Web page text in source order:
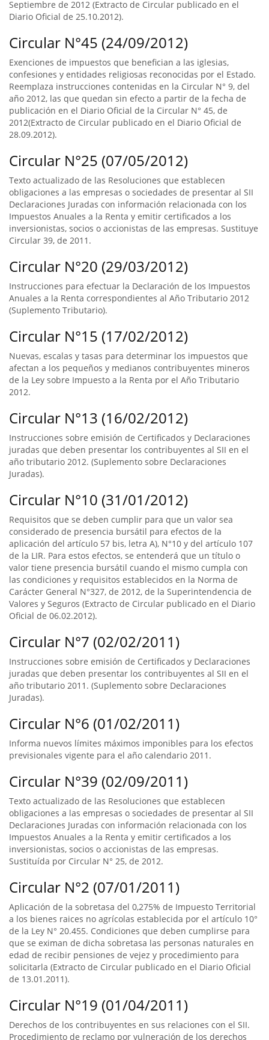
Septiembre de 2012 (Extracto de Circular publicado en el
Diario Oficial de 25.10.2012).
Circular N°45 (24/09/2012)
Exenciones de impuestos que benefician a las iglesias,
confesiones y entidades religiosas reconocidas por el Estado.
Reemplaza instrucciones contenidas en la Circular N° 9, del
año 2012, las que quedan sin efecto a partir de la fecha de
publicación en el Diario Oficial de la Circular N° 45, de
2012(Extracto de Circular publicado en el Diario Oficial de
28.09.2012).
Circular N°25 (07/05/2012)
Texto actualizado de las Resoluciones que establecen
obligaciones a las empresas o sociedades de presentar al SII
Declaraciones Juradas con información relacionada con los
Impuestos Anuales a la Renta y emitir certificados a los
inversionistas, socios o accionistas de las empresas. Sustituye
Circular 39, de 2011.
Circular N°20 (29/03/2012)
Instrucciones para efectuar la Declaración de los Impuestos
Anuales a la Renta correspondientes al Año Tributario 2012
(Suplemento Tributario).
Circular N°15 (17/02/2012)
Nuevas, escalas y tasas para determinar los impuestos que
afectan a los pequeños y medianos contribuyentes mineros
de la Ley sobre Impuesto a la Renta por el Año Tributario
2012.
Circular N°13 (16/02/2012)
Instrucciones sobre emisión de Certificados y Declaraciones
juradas que deben presentar los contribuyentes al SII en el
año tributario 2012. (Suplemento sobre Declaraciones
Juradas).
Circular N°10 (31/01/2012)
Requisitos que se deben cumplir para que un valor sea
considerado de presencia bursátil para efectos de la
aplicación del artículo 57 bis, letra A), N°10 y del artículo 107
de la LIR. Para estos efectos, se entenderá que un título o
valor tiene presencia bursátil cuando el mismo cumpla con
las condiciones y requisitos establecidos en la Norma de
Carácter General N°327, de 2012, de la Superintendencia de
Valores y Seguros (Extracto de Circular publicado en el Diario
Oficial de 06.02.2012).
Circular N°7 (02/02/2011)
Instrucciones sobre emisión de Certificados y Declaraciones
juradas que deben presentar los contribuyentes al SII en el
año tributario 2011. (Suplemento sobre Declaraciones
Juradas).
Circular N°6 (01/02/2011)
Informa nuevos límites máximos imponibles para los efectos
previsionales vigente para el año calendario 2011.
Circular N°39 (02/09/2011)
Texto actualizado de las Resoluciones que establecen
obligaciones a las empresas o sociedades de presentar al SII
Declaraciones Juradas con información relacionada con los
Impuestos Anuales a la Renta y emitir certificados a los
inversionistas, socios o accionistas de las empresas.
Sustituída por Circular N° 25, de 2012.
Circular N°2 (07/01/2011)
Aplicación de la sobretasa del 0,275% de Impuesto Territorial
a los bienes raices no agrícolas establecida por el artículo 10°
de la Ley N° 20.455. Condiciones que deben cumplirse para
que se eximan de dicha sobretasa las personas naturales en
edad de recibir pensiones de vejez y procedimiento para
solicitarla (Extracto de Circular publicado en el Diario Oficial
de 13.01.2011).
Circular N°19 (01/04/2011)
Derechos de los contribuyentes en sus relaciones con el SII.
Procedimiento de reclamo por vulneración de los derechos